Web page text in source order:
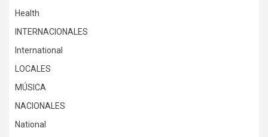
Health
INTERNACIONALES
International
LOCALES
MÚSICA
NACIONALES
National